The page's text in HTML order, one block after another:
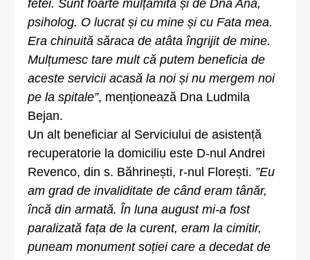
fetei. Sunt foarte mulțămită și de Dna Ana,
psiholog. O lucrat și cu mine și cu Fata mea.
Era chinuită săraca de atâta îngrijit de mine.
Mulțumesc tare mult că putem beneficia de
aceste servicii acasă la noi și nu mergem noi
pe la spitale”, menționează Dna Ludmila
Bejan.
Un alt beneficiar al Serviciului de asistență
recuperatorie la domiciliu este D-nul Andrei
Revenco, din s. Băhrinești, r-nul Florești. ”Eu
am grad de invaliditate de când eram tânăr,
încă din armată. În luna august mi-a fost
paralizată fața de la curent, eram la cimitir,
puneam monument soției care a decedat de